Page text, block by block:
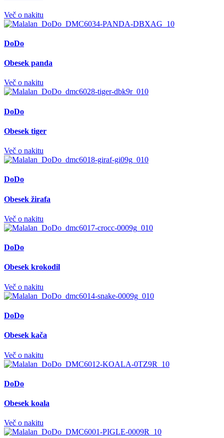
Več o nakitu
DoDo
Obesek panda
Več o nakitu
DoDo
Obesek tiger
Več o nakitu
DoDo
Obesek žirafa
Več o nakitu
DoDo
Obesek krokodil
Več o nakitu
DoDo
Obesek kača
Več o nakitu
DoDo
Obesek koala
Več o nakitu